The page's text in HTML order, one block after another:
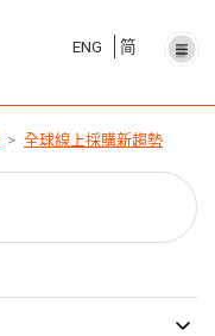
ENG 简
全球線上採購新趨勢